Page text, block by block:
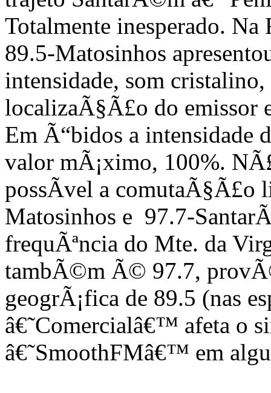
Totalmente inesperado.
89.5-Matosinhos
intensidade, som
localizaÃ§Ã£o do emissor
Em Ã“bidos a intensidade
valor mÃ¡ximo, 100%.
possÃ­vel a comutaÃ§Ã£o
Matosinhos e 97.7-
frequÃªncia do Mte. da
tambÃ©m Ã© 97.7,
geogrÃ¡fica de 89.5 (nas
â€˜Comercialâ€™ afeta o
â€˜SmoothFMâ€™ em